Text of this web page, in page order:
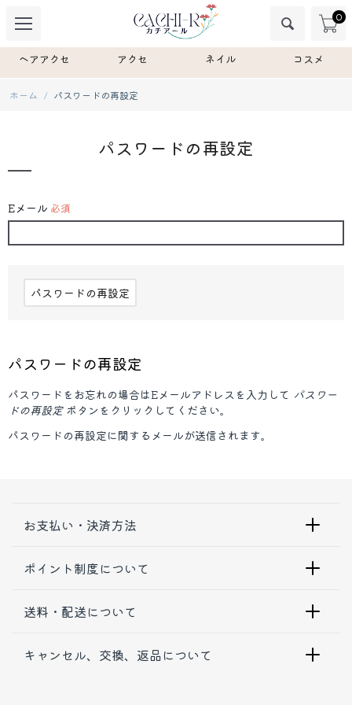
0
ヘアアクセ アクセ ネイル コスメ
ホーム / パスワードの再設定
パスワードの再設定
Eメール
パスワードの再設定
パスワードの再設定
パスワードをお忘れの場合はEメールアドレスを入力して パスワー
ドの再設定ボタンをクリックしてください。
パスワードの再設定に関するメールが送信されます。
お支払い・決済方法
ポイント制度について
送料・配送について
キャンセル、交換、返品について